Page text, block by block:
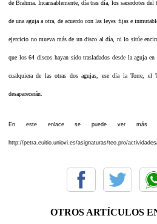
de Brahma. Incansablemente, día tras día, los sacerdotes
de una aguja a otra, de acuerdo con las leyes fijas e
ejercicio no mueva más de un disco al día, ni lo sitúe
que los 64 discos hayan sido trasladados desde la aguja
cualquiera de las otras dos agujas, ese día la Torre, el
desaparecerán.
En este enlace se puede ver más
http://petra.euitio.uniovi.es/asignaturas/teo.pro/
OTROS ARTÍCULOS